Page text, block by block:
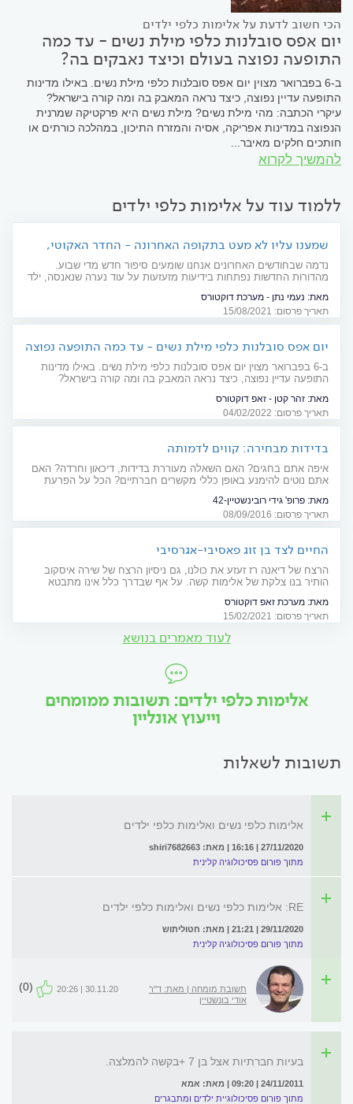
הכי חשוב לדעת על אלימות כלפי ילדים
יום אפס סובלנות כלפי מילת נשים - עד כמה
התופעה נפוצה בעולם וכיצד נאבקים בה?
ב-6 בפברואר מצוין יום אפס סובלנות כלפי מילת נשים. באילו מדינות
התופעה עדיין נפוצה, כיצד נראה המאבק בה ומה קורה בישראל?
עיקרי הכתבה: מהי מילת נשים? מילת נשים היא פרקטיקה שמרנית
הנפוצה במדינות אפריקה, אסיה והמזרח התיכון, במהלכה כורתים או
חותכים חלקים מאיבר...
להמשיך לקרוא
ללמוד עוד על אלימות כלפי ילדים
שמענו עליו לא מעט בתקופה האחרונה - החדר האקוטי,
נדמה שבחודשים האחרונים אנחנו שומעים סיפור חדש מדי שבוע.
מהדורות החדשות נפתחות בידיעות מזעזעות על עוד נערה שנאנסה, ילד
פגיעה מינית עשויה להביא להפרעות שינה וחרדה ואף לנטיות אובדניות
והטראומה, עלולה להתעורר גם לאחר שנים. לא מספיק יודעים, אבל
בדיוק לשם כך, מפעילים מספר בתי חולים בארץ "חדרים אקוטיים",
מאת: נעמי נתן - מערכת דוקטורס
תאריך פרסום: 15/08/2021
יום אפס סובלנות כלפי מילת נשים - עד כמה התופעה נפוצה
בעולם וכיצד נאבקים בה?
ב-6 בפברואר מצוין יום אפס סובלנות כלפי מילת נשים. באילו מדינות
התופעה עדיין נפוצה, כיצד נראה המאבק בה ומה קורה בישראל?
מאת: זהר קטן - זאפ דוקטורס
תאריך פרסום: 04/02/2022
בדידות מבחירה: קווים לדמותה
איפה אתם בחגים? האם השאלה מעוררת בדידות, דיכאון וחרדה? האם
אתם נוטים להימנע באופן כללי מקשרים חברתיים? הכל על הפרעת
מאת: פרופ' גידי רובינשטיין-42
תאריך פרסום: 08/09/2016
החיים לצד בן זוג פאסיבי-אגרסיבי
הרצח של דיאנה רז זעזע את כולנו, גם ניסיון הרצח של שירה איסקוב
הותיר בנו צלקת של אלימות קשה. על אף שבדרך כלל אינו מתבטא
ותוקפני. כיצד נראים החיים לצד בן זוג פאסיבי-אגרסיבי, איך ניתן לזהות
את הדפוס בשלבי היכרות ראשונים וכיצד מומלץ לנהוג מולו?
מאת: מערכת זאפ דוקטורס
תאריך פרסום: 15/02/2021
לעוד מאמרים בנושא
אלימות כלפי ילדים: תשובות ממומחים
וייעוץ אונליין
תשובות לשאלות
אלימות כלפי נשים ואלימות כלפי ילדים
27/11/2020 | 16:16 | מאת: shiri7682663
מתוך פורום פסיכולוגיה קלינית
RE: אלימות כלפי נשים ואלימות כלפי ילדים
29/11/2020 | 21:21 | מאת: חטוליתוש
מתוך פורום פסיכולוגיה קלינית
תשובת מומחה | מאת: ד"ר
אודי בונשטיין
30.11.20 | 20:26
(0)
בעיות חברתיות אצל בן 7 +בקשה להמלצה.
24/11/2011 | 09:20 | מאת: אמא
מתוך פורום פסיכולוגיית ילדים ומתבגרים